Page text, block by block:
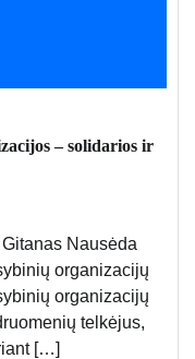
– solidarios ir
Nausėda
organizacijų
organizacijų
telkėjus,
[…]